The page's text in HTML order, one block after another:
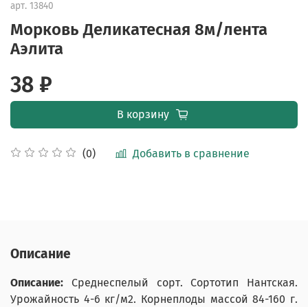
арт. 13840
Морковь Деликатесная 8м/лента
Аэлита
(0) Добавить в сравнение
38 ₽
В корзину
Описание
Описание: Среднеспелый сорт. Сортотип Нантская.
Урожайность 4-6 кг/м2. Корнеплоды массой 84-160 г.